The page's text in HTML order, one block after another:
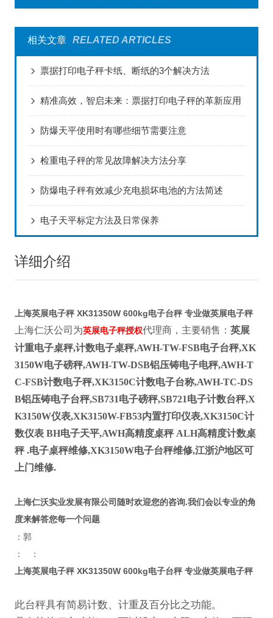
相关文章 RELATED ARTICLES
票据打印电子秤卡纸、断纸的3个解决方法
精准高效，智启未来：票据打印电子秤的革新应用
防爆天平使用时有哪些细节需要注意
检重电子秤的常见故障解决方法分享
防爆电子秤有效减少充电损坏电池的方法简述
电子天平标定方法及日常保养
详细介绍
上海英展电子秤 XK31350W 600kg电子台秤 专业做英展电子秤
上海仁沃公司为英展电子秤授权代理商，主要销售： 英展
计重电子桌秤,计数电子桌秤,AWH-TW-FSB电子台秤,XK
3150W电子磅秤,AWH-TW-DSB铝压铸电子电秤,AWH-T
C-FSB计数电子秤,XK3150C计数电子台称,AWH-TC-DS
B铝压铸电子台秤,SB731电子磅秤,SB721电子计数台秤,X
K3150W仪表,XK3150W-FB53内置打印仪表,XK3150C计
数仪表 BH电子天平,AWH高精度桌秤 ALH高精度计数桌
秤 .电子桌秤维修,XK3150W电子台秤维修,江浙沪地区可
上门维修.
上海仁沃实业发展有限公司随时欢迎您的咨询.我们会以专业的角
度来解答您每一个问题
：郭
：
：
上海英展电子秤 XK31350W 600kg电子台秤 专业做英展电子秤
此台秤具有简易计数、计重及百分比之功能。